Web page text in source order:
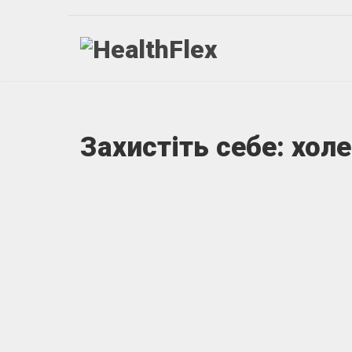
Захистіть себе: